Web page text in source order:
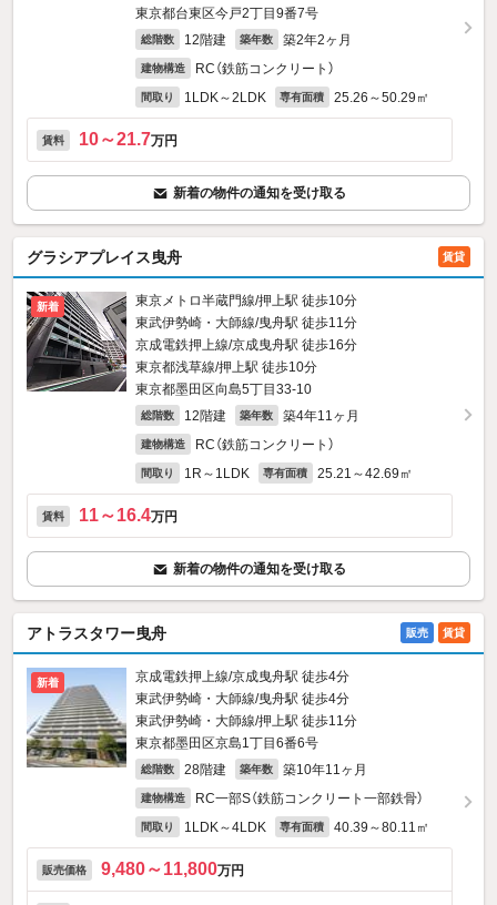
東京都台東区今戸2丁目9番7号
総階数 12階建 築年数 築2年2ヶ月
建物構造 RC（鉄筋コンクリート）
間取り 1LDK～2LDK 専有面積 25.26～50.29㎡
賃料 10～21.7万円
新着の物件の通知を受け取る
グラシアプレイス曳舟 賃貸
新着
東京メトロ半蔵門線/押上駅 徒歩10分
東武伊勢崎・大師線/曳舟駅 徒歩11分
京成電鉄押上線/京成曳舟駅 徒歩16分
東京都浅草線/押上駅 徒歩10分
東京都墨田区向島5丁目33-10
総階数 12階建 築年数 築4年11ヶ月
建物構造 RC（鉄筋コンクリート）
間取り 1R～1LDK 専有面積 25.21～42.69㎡
賃料 11～16.4万円
新着の物件の通知を受け取る
アトラスタワー曳舟 販売 賃貸
新着
京成電鉄押上線/京成曳舟駅 徒歩4分
東武伊勢崎・大師線/曳舟駅 徒歩4分
東武伊勢崎・大師線/押上駅 徒歩11分
東京都墨田区京島1丁目6番6号
総階数 28階建 築年数 築10年11ヶ月
建物構造 RC一部S（鉄筋コンクリート一部鉄骨）
間取り 1LDK～4LDK 専有面積 40.39～80.11㎡
販売価格 9,480～11,800万円